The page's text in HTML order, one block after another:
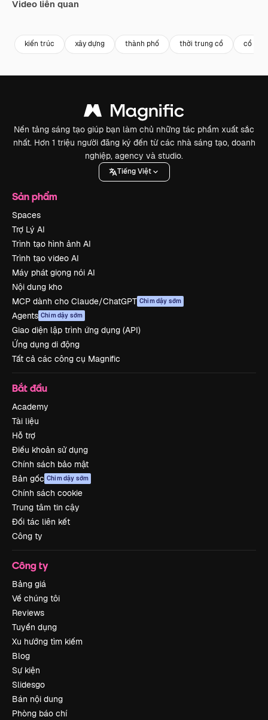
Video liên quan
kiến trúc xây dựng thành phố thời trung cổ cổ đại
Nền tảng sáng tạo giúp bạn làm chủ những tác phẩm xuất sắc
nhất. Hơn 1 triệu người đăng ký đến từ các nhà sáng tạo, doanh
nghiệp, agency và studio.
Tiếng Việt
Sản phẩm
Spaces
Trợ Lý AI
Trình tạo hình ảnh AI
Trình tạo video AI
Máy phát giọng nói AI
Nội dung kho
MCP dành cho Claude/ChatGPT Chim dậy sớm
Agents Chim dậy sớm
Giao diện lập trình ứng dụng (API)
Ứng dụng di động
Tất cả các công cụ Magnific
Bắt đầu
Academy
Tài liệu
Hỗ trợ
Điều khoản sử dụng
Chính sách bảo mật
Bản gốc Chim dậy sớm
Chính sách cookie
Trung tâm tin cậy
Đối tác liên kết
Công ty
Công ty
Bảng giá
Về chúng tôi
Reviews
Tuyển dụng
Xu hướng tìm kiếm
Blog
Sự kiện
Slidesgo
Bán nội dung
Phòng báo chí